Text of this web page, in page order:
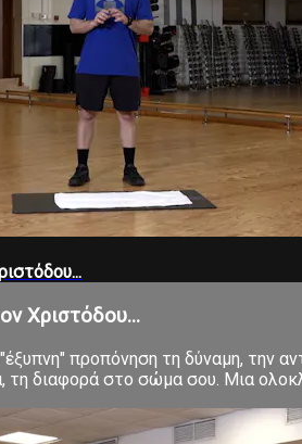
Χριστόδου...
προπόνηση τη δύναμη, την
τη διαφορά στο σώμα σου. Μια